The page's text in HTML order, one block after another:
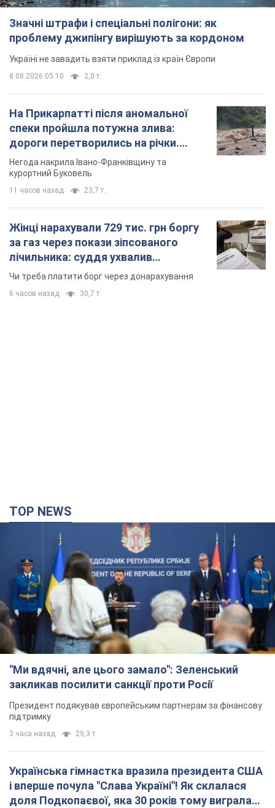
Значні штрафи і спеціальні полігони: як
проблему джипінгу вирішують за кордоном
Україні не завадить взяти приклад із країн Європи
8.08.2026 05:10 2,0 т.
На Прикарпатті після аномальної
спеки пройшла потужна злива:
дороги перетворились на річки.
Відео
Негода накрила Івано-Франківщину та
курортний Буковель
11 часов назад 23,7 т.
Жінці нарахували 729 тис. грн боргу
за газ через покази зіпсованого
лічильника: суддя ухвалив
неочікуване рішення
Чи треба платити борг через донарахування
6 часов назад 30,7 т.
TOP NEWS
"Ми вдячні, але цього замало": Зеленський
закликав посилити санкції проти Росії
Президент подякував європейським партнерам за фінансову
підтримку
3 часа назад 29,3 т.
Українська гімнастка вразила президента США
і вперше почула "Слава Україні"! Як склалася
доля Подкопаєвої, яка 30 років тому виграла